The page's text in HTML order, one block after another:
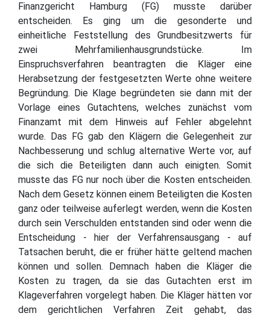
Finanzgericht Hamburg (FG) musste darüber
entscheiden. Es ging um die gesonderte und
einheitliche Feststellung des Grundbesitzwerts für
zwei Mehrfamilienhausgrundstücke. Im
Einspruchsverfahren beantragten die Kläger eine
Herabsetzung der festgesetzten Werte ohne weitere
Begründung. Die Klage begründeten sie dann mit der
Vorlage eines Gutachtens, welches zunächst vom
Finanzamt mit dem Hinweis auf Fehler abgelehnt
wurde. Das FG gab den Klägern die Gelegenheit zur
Nachbesserung und schlug alternative Werte vor, auf
die sich die Beteiligten dann auch einigten. Somit
musste das FG nur noch über die Kosten entscheiden.
Nach dem Gesetz können einem Beteiligten die Kosten
ganz oder teilweise auferlegt werden, wenn die Kosten
durch sein Verschulden entstanden sind oder wenn die
Entscheidung - hier der Verfahrensausgang - auf
Tatsachen beruht, die er früher hätte geltend machen
können und sollen. Demnach haben die Kläger die
Kosten zu tragen, da sie das Gutachten erst im
Klageverfahren vorgelegt haben. Die Kläger hätten vor
dem gerichtlichen Verfahren Zeit gehabt, das